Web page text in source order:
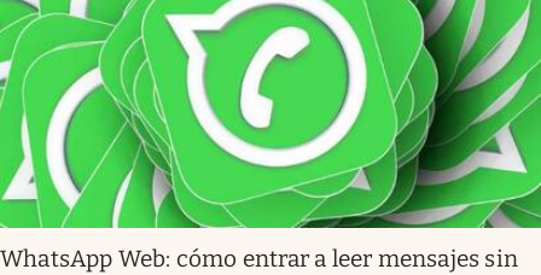
WhatsApp Web: cómo entrar a leer mensajes sin